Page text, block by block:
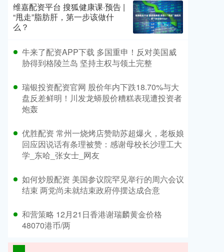
维嘉配资平台 搜狐健康课·预告 |
“甩走”脂肪肝，第一步该做什
么？
​牛来了配资APP下载 多国重申！反对美国威
胁得到格陵兰岛 坚持主权与领土完整
​瑞银投资配资官网 股价年内下跌18.70%与大
盘反差鲜明！川发龙蟒股价糟糕表现遭投资者
炮轰
​优胜配资 常州一烧烤店赞助苏超爆火，老板娘
回应因说话有条理被赞：感谢母校长沙理工大
学_东哈_张女士_网友
​如何炒股配资 美国参议院罕见举行的周六会议
结束 两党尚未就结束政府停摆达成合意
​和营策略 12月21日香港谢瑞麟黄金价格
48070港币/两